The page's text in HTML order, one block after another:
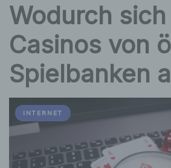
Wodurch
Casinos von
Spielbanken
INTERNET